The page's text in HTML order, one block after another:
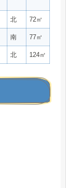
北 72㎡
南 77㎡
北 124㎡